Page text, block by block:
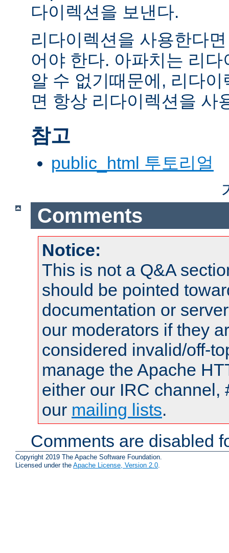
다이렉션을 보낸다.
리다이렉션을 사용한다
어야 한다. 아파치는 리
알 수 없기때문에, 리다
면 항상 리다이렉션을 사
참고
public_html 투토리얼
Comments
Notice:
This is not a Q&A
should be pointed
documentation or
our moderators if they
considered invalid/off-
manage the Apache
either our IRC channel,
our mailing lists.
Comments are disabled
Copyright 2019 The Apache Software Foundation.
Licensed under the Apache License, Version 2.0